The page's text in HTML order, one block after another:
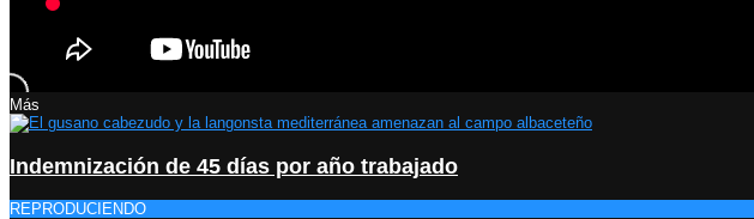
Más
Indemnización de 45 días por año trabajado
REPRODUCIENDO